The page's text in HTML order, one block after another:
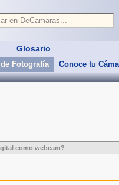
de Fotografía Conoce tu
Glosario
como webcam?